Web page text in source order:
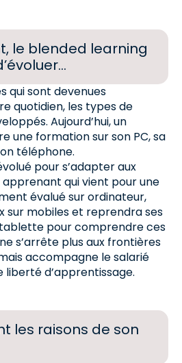
le blended learning
qui sont devenues
quotidien, les types de
Aujourd’hui, un
une formation sur son PC, sa
téléphone.
pour s’adapter aux
apprenant qui vient pour une
évalué sur ordinateur,
sur mobiles et reprendra ses
pour comprendre ces
s’arrête plus aux frontières
accompagne le salarié
liberté d’apprentissage.
les raisons de son